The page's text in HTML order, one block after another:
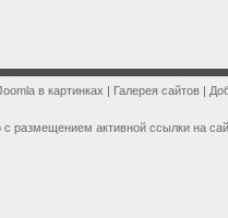
в картинках | Галерея сайтов |
размещением активной ссылки на